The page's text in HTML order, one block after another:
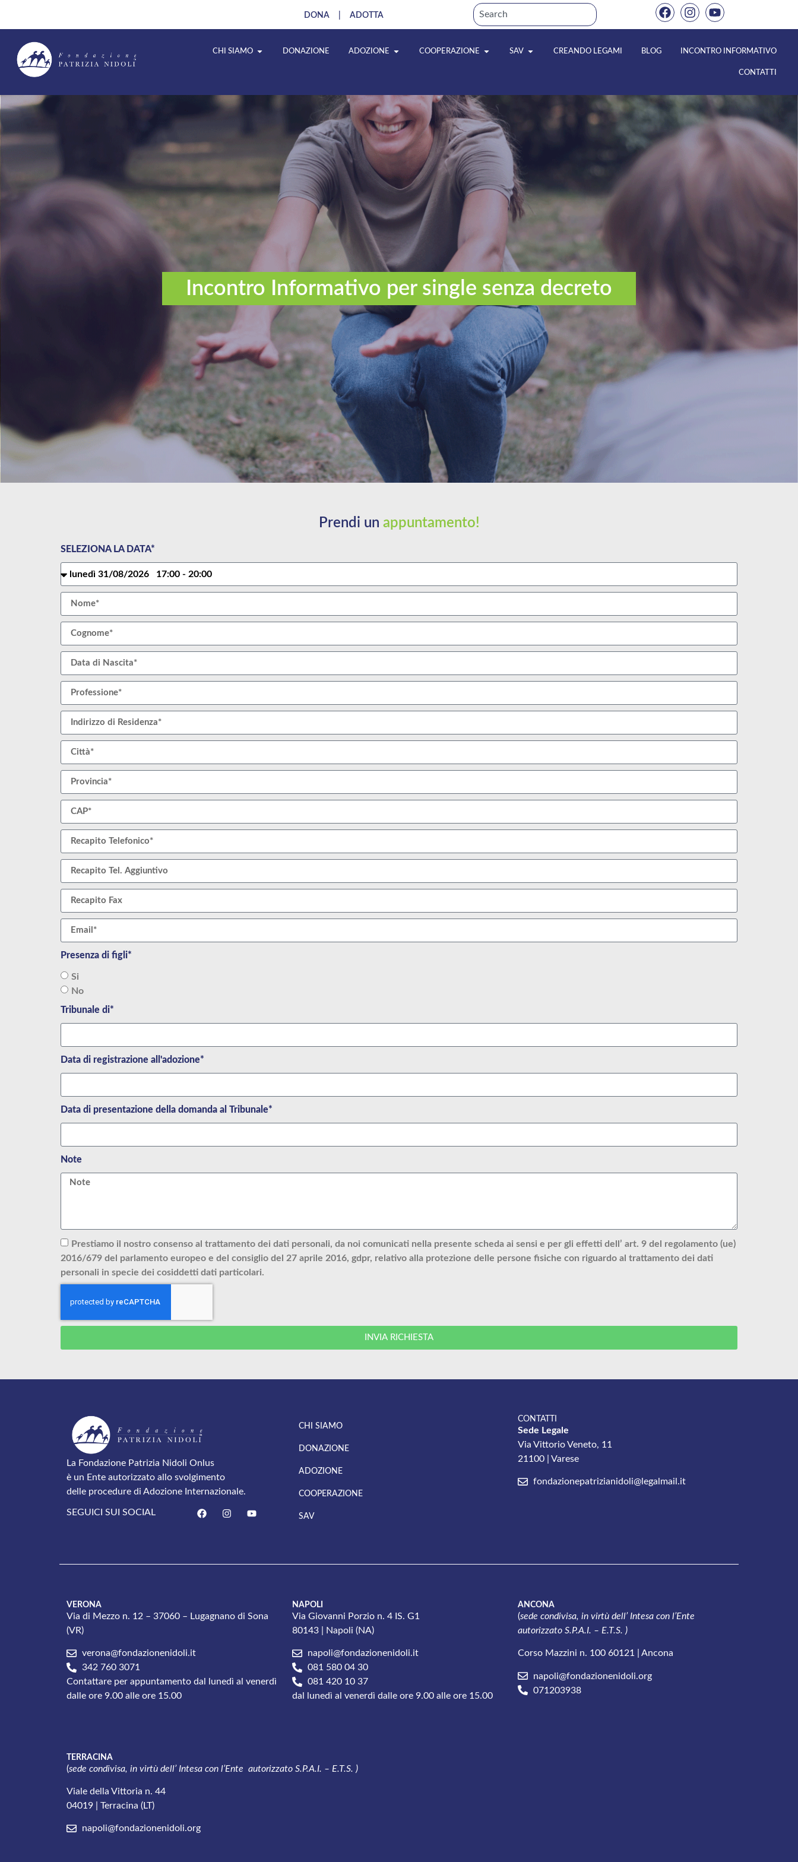
DONA |ADOTTA
CHI SIAMO DONAZIONE ADOZIONE COOPERAZIONE SAV CREANDO LEGAMI BLOG INCONTRO INFORMATIVO
CONTATTI
Incontro Informativo per single senza decreto
Prendi un appuntamento!
SELEZIONA LA DATA*
Presenza di figli*
Si
No
Tribunale di*
Data di registrazione all'adozione*
Data di presentazione della domanda al Tribunale*
Note
Prestiamo il nostro consenso al trattamento dei dati personali, da noi comunicati nella presente scheda ai sensi e per gli effetti dell’ art. 9 del regolamento (ue)
2016/679 del parlamento europeo e del consiglio del 27 aprile 2016, gdpr, relativo alla protezione delle persone fisiche con riguardo al trattamento dei dati
personali in specie dei cosiddetti dati particolari.
INVIA RICHIESTA
La Fondazione Patrizia Nidoli Onlus
è un Ente autorizzato allo svolgimento
delle procedure di Adozione Internazionale.
SEGUICI SUI SOCIAL
CHI SIAMO
DONAZIONE
ADOZIONE
COOPERAZIONE
SAV
CONTATTI
Sede Legale
Via Vittorio Veneto, 11
21100 | Varese
fondazionepatrizianidoli@legalmail.it
VERONA
Via di Mezzo n. 12 – 37060 – Lugagnano di Sona
(VR)
verona@fondazionenidoli.it
342 760 3071
Contattare per appuntamento dal lunedì al venerdì
dalle ore 9.00 alle ore 15.00
NAPOLI
Via Giovanni Porzio n. 4 IS. G1
80143 | Napoli (NA)
napoli@fondazionenidoli.it
081 580 04 30
081 420 10 37
dal lunedì al venerdì dalle ore 9.00 alle ore 15.00
ANCONA
(sede condivisa, in virtù dell’ Intesa con l’Ente
autorizzato S.P.A.I. – E.T.S. )
Corso Mazzini n. 100 60121 | Ancona
napoli@fondazionenidoli.org
071203938
TERRACINA
(sede condivisa, in virtù dell’ Intesa con l’Ente autorizzato S.P.A.I. – E.T.S. )
Viale della Vittoria n. 44
04019 | Terracina (LT)
napoli@fondazionenidoli.org